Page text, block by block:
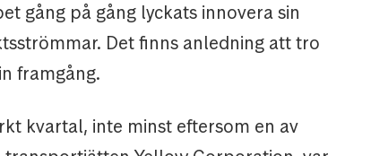
gång på gång lyckats innovera sin
Det finns anledning att tro
framgång.
kvartal, inte minst eftersom en av